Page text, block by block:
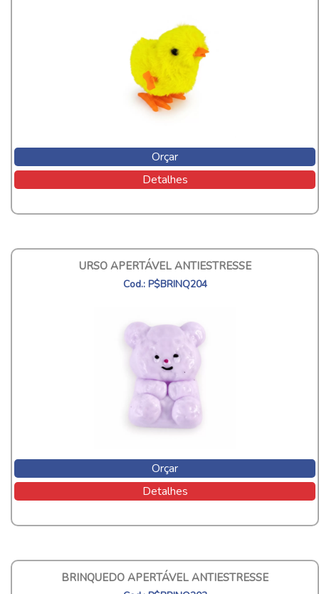
Orçar
Detalhes
URSO APERTÁVEL ANTIESTRESSE
Cod.: P$BRINQ204
Orçar
Detalhes
BRINQUEDO APERTÁVEL ANTIESTRESSE